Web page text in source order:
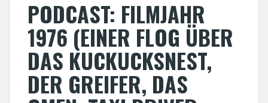
PODCAST: FILMJAHR
1976 (EINER FLOG ÜBER
DAS KUCKUCKSNEST,
DER GREIFER, DAS